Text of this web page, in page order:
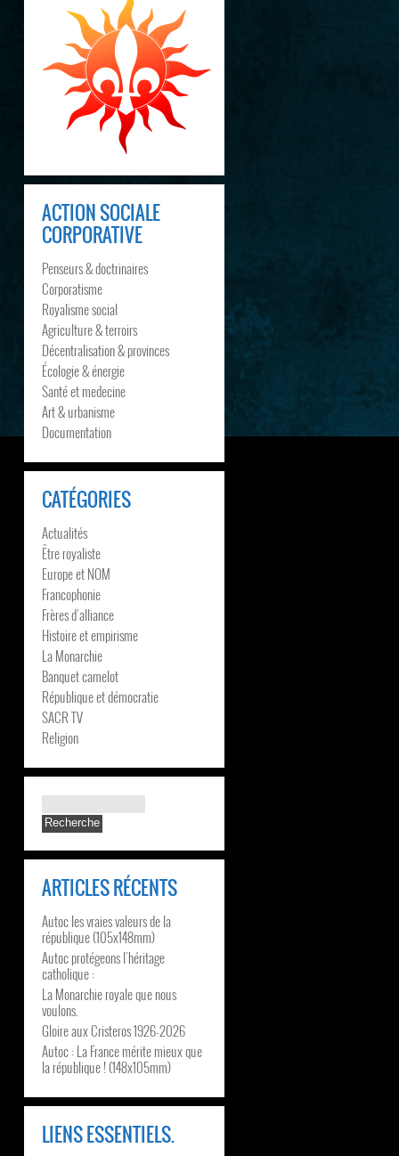
ACTION SOCIALE
CORPORATIVE
Penseurs & doctrinaires
Corporatisme
Royalisme social
Agriculture & terroirs
Décentralisation & provinces
Écologie & énergie
Santé et medecine
Art & urbanisme
Documentation
CATÉGORIES
Actualités
Être royaliste
Europe et NOM
Francophonie
Frères d’alliance
Histoire et empirisme
La Monarchie
Banquet camelot
République et démocratie
SACR TV
Religion
ARTICLES RÉCENTS
Autoc les vraies valeurs de la
république (105x148mm)
Autoc protégeons l’héritage
catholique :
La Monarchie royale que nous
voulons.
Gloire aux Cristeros 1926-2026
Autoc : La France mérite mieux que
la république ! (148x105mm)
LIENS ESSENTIELS.